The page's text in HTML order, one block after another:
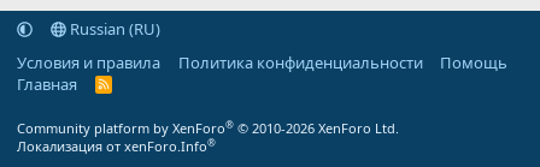
Russian (RU)
Условия и правила
Политика конфиденциальности
Помощь
Главная
R
Community platform by XenForo® © 2010-2026 XenForo Ltd.
Локализация от xenForo.Info®